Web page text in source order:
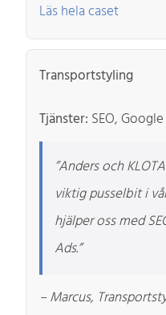
Läs hela caset
Transportstyling
Tjänster: SEO,
”Anders och
viktig pusselbit i
hjälper oss med
Ads.”
– Marcus,